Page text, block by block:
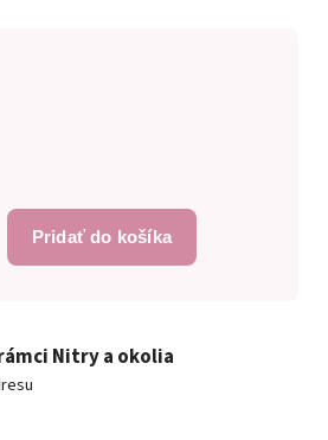
Pridať do košíka
Nitry a okolia